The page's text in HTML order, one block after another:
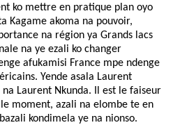
ko mettre en pratique plan oyo
Kagame akoma na pouvoir,
na région ya Grands lacs
na ye ezali ko changer
afukamisi France mpe ndenge
Yende asala Laurent
na Laurent Nkunda. Il est le faiseur
moment, azali na elombe te en
kondimela ye na nionso.